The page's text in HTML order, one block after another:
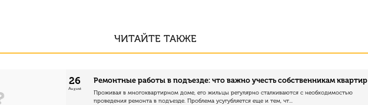
ЧИТАЙТЕ ТАКЖЕ
26
August
Ремонтные работы в подъезде: что важно учесть собственникам квартир
Проживая в многоквартирном доме, его жильцы регулярно сталкиваются с необходимостью
проведения ремонта в подъезде. Проблема усугубляется еще и тем, чт...